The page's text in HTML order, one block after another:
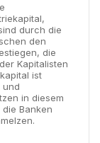
durch die
den
die
Kapitalisten
ist
und
in diesem
Banken